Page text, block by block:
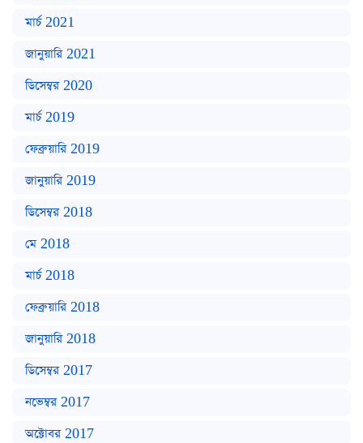
মার্চ 2021
জানুয়ারি 2021
ডিসেম্বর 2020
মার্চ 2019
ফেব্রুয়ারি 2019
জানুয়ারি 2019
ডিসেম্বর 2018
মে 2018
মার্চ 2018
ফেব্রুয়ারি 2018
জানুয়ারি 2018
ডিসেম্বর 2017
নভেম্বর 2017
অক্টোবর 2017